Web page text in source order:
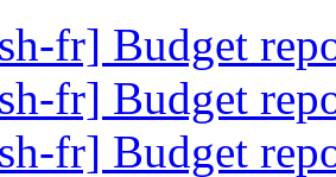
fr] Budget
fr] Budget
fr] Budget